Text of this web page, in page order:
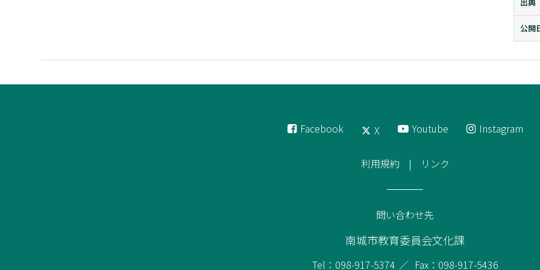
公開
Facebook X Youtube Instagram
利用規約 リンク
問い合わせ先
南城市教育委員会文化課
Tel：098-917-5374 Fax：098-917-5436